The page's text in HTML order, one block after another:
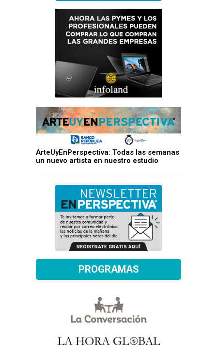
ArteUyEnPerspectiva: Todas las semanas
un nuevo artista en nuestro estudio
PROGRAMAS